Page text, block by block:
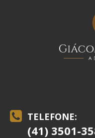
TELEFONE:
(41) 3501-